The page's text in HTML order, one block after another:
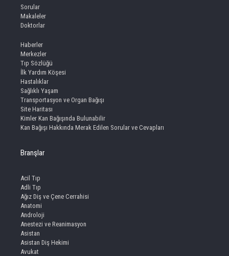
Sorular
Makaleler
Doktorlar
Haberler
Merkezler
Tıp Sözlüğü
İlk Yardım Köşesi
Hastalıklar
Sağlıklı Yaşam
Transportasyon ve Organ Bağışı
Site Haritası
Kimler Kan Bağışında Bulunabilir
Kan Bağışı Hakkında Merak Edilen Sorular ve Cevapları
Branşlar
Acil Tıp
Adli Tıp
Ağız Diş ve Çene Cerrahisi
Anatomi
Androloji
Anestezi ve Reanimasyon
Asistan
Asistan Diş Hekimi
Avukat